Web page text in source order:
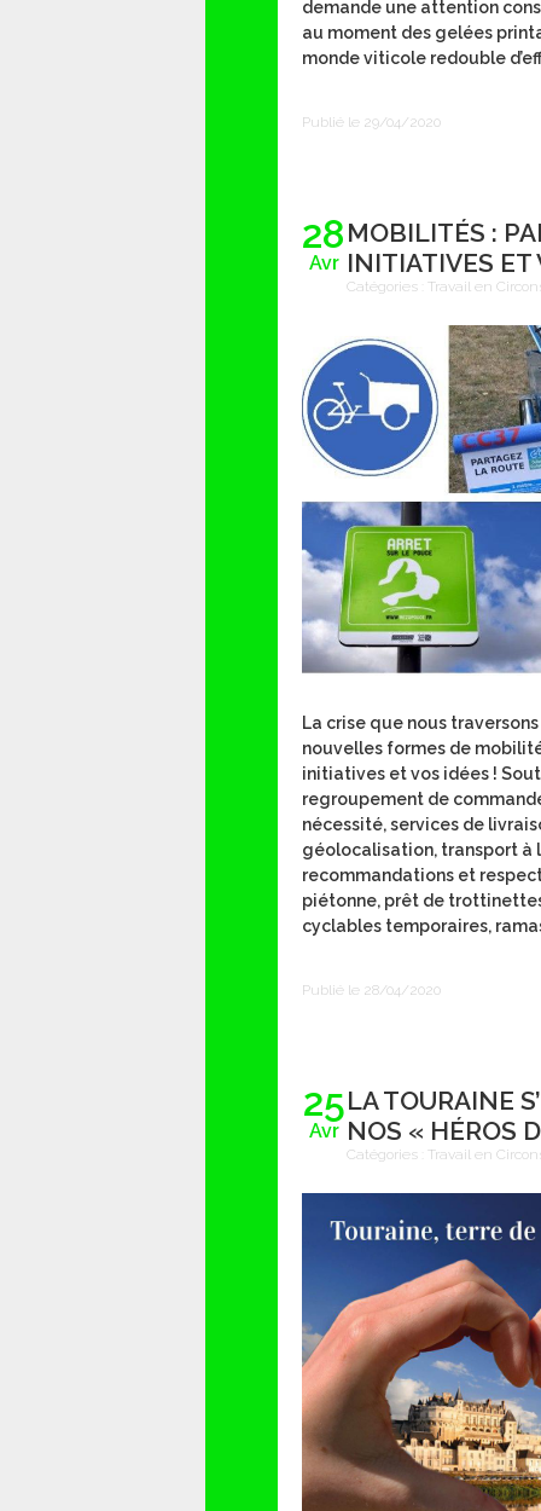
demande une attention
au moment des gelées
monde viticole redouble
Publié le 29/04/2020
28
Avr
MOBILITÉS :
INITIATIVES ET
Catégories : Travail en
La crise que nous
nouvelles formes de
initiatives et vos idées !
regroupement de
nécessité, services de
géolocalisation, transport à
recommandations et
piétonne, prêt de
cyclables temporaires,
Publié le 28/04/2020
25
Avr
LA TOURAINE
NOS « HÉROS
Catégories : Travail en